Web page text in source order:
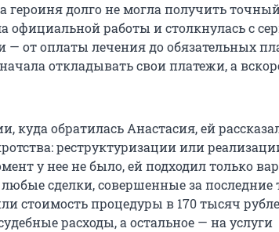
героиня долго не могла получить
официальной работы и столкнулась с
от оплаты лечения до обязательных
откладывать свои платежи, а
куда обратилась Анастасия, ей
реструктуризации или
у нее не было, ей подходил только
сделки, совершенные за последние
стоимость процедуры в 170 тысяч
расходы, а остальное — на услуги